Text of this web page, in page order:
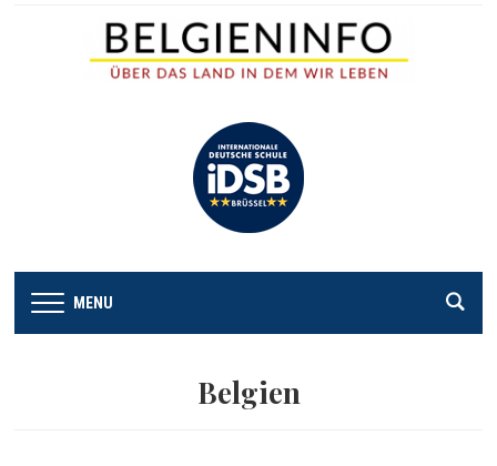
MENU
Belgien